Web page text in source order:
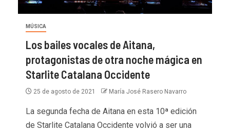
MÚSICA
Los bailes vocales de Aitana,
protagonistas de otra noche mágica en
Starlite Catalana Occidente
25 de agosto de 2021 María José Rasero Navarro
La segunda fecha de Aitana en esta 10ª edición
de Starlite Catalana Occidente volvió a ser una